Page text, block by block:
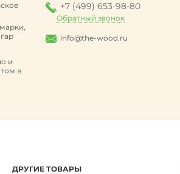
и
в
+7 (499) 653-98-80
Обратный звонок
info@the-wood.ru
ДРУГИЕ ТОВАРЫ